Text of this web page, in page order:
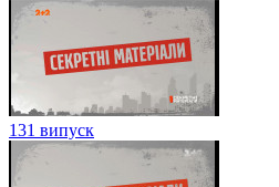
131 випуск